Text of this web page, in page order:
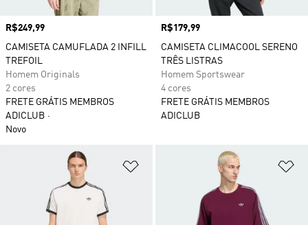
Preço
R$249,99
CAMISETA CAMUFLADA 2 INFILL
TREFOIL
Homem Originals
2 cores
FRETE GRÁTIS MEMBROS
ADICLUB
Novo
Preço
R$179,99
CAMISETA CLIMACOOL SERENO
TRÊS LISTRAS
Homem Sportswear
4 cores
FRETE GRÁTIS MEMBROS
ADICLUB
Adicionar à Lista de Desejos